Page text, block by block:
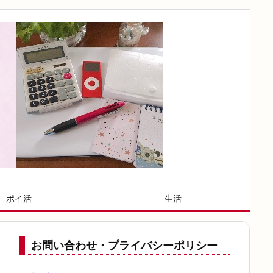
ポイ活 生活
お問い合わせ・プライバシーポリシー